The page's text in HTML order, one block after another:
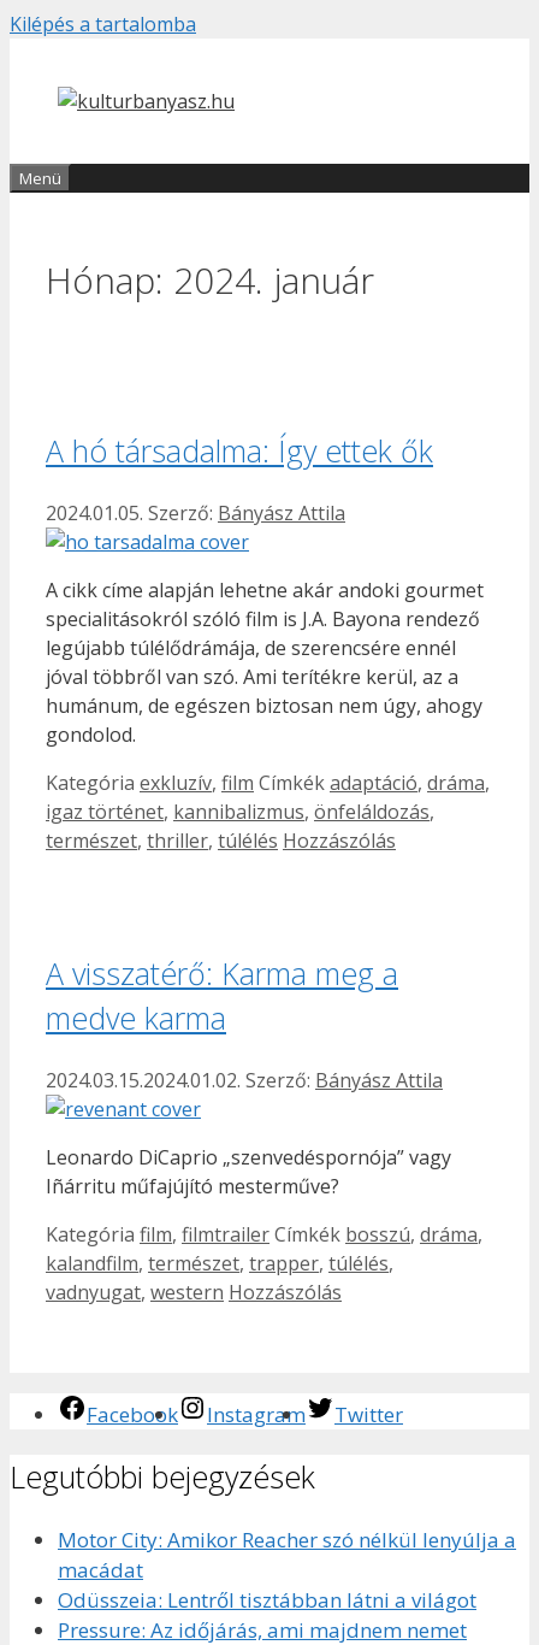
Kilépés a tartalomba
Menü
Hónap: 2024. január
A hó társadalma: Így ettek ők
2024.01.05. Szerző: Bányász Attila
A cikk címe alapján lehetne akár andoki gourmet
specialitásokról szóló film is J.A. Bayona rendező
legújabb túlélődrámája, de szerencsére ennél
jóval többről van szó. Ami terítékre kerül, az a
humánum, de egészen biztosan nem úgy, ahogy
gondolod.
Kategória exkluzív, film Címkékadaptáció, dráma,
igaz történet, kannibalizmus, önfeláldozás,
természet, thriller, túlélés Hozzászólás
A visszatérő: Karma meg a
medve karma
2024.03.15.2024.01.02. Szerző: Bányász Attila
Leonardo DiCaprio „szenvedéspornója” vagy
Iñárritu műfajújító mesterműve?
Kategória film, filmtrailerCímkék bosszú, dráma,
kalandfilm, természet, trapper, túlélés,
vadnyugat, western Hozzászólás
Facebook Instagram Twitter
Legutóbbi bejegyzések
Motor City: Amikor Reacher szó nélkül lenyúlja a
macádat
Odüsszeia: Lentről tisztábban látni a világot
Pressure: Az időjárás, ami majdnem nemet